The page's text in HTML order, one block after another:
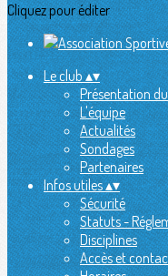
Cliquez pour éditer
Le club▴▾
Présentation
L'équipe
Actualités
Sondages
Partenaires
Infos utiles▴▾
Sécurité
Statuts -
Disciplines
Accès et